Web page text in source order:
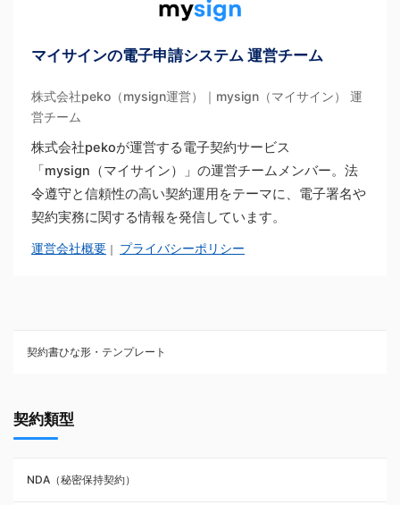
マイサインの電子申請システム 運営チーム
株式会社peko（mysign運営）｜mysign（マイサイン） 運
営チーム
株式会社pekoが運営する電子契約サービス
「mysign（マイサイン）」の運営チームメンバー。法
令遵守と信頼性の高い契約運用をテーマに、電子署名や
契約実務に関する情報を発信しています。
運営会社概要 ｜ プライバシーポリシー
契約書ひな形・テンプレート
NDA（秘密保持契約）
業務委託契約
契約類型
NDA（秘密保持契約）